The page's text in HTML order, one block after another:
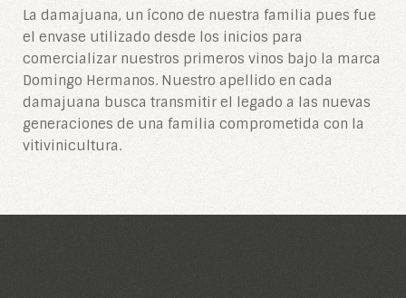
La damajuana, un ícono de nuestra familia pues fue
el envase utilizado desde los inicios para
comercializar nuestros primeros vinos bajo la marca
Domingo Hermanos. Nuestro apellido en cada
damajuana busca transmitir el legado a las nuevas
generaciones de una familia comprometida con la
vitivinicultura.